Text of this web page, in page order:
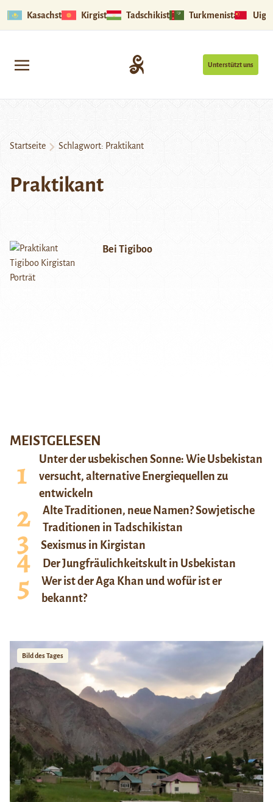
Kasachstan Kirgistan Tadschikistan Turkmenistan
Unterstützt uns
Startseite Schlagwort: Praktikant
Praktikant
Bei Tigiboo
MEISTGELESEN
Unter der usbekischen Sonne: Wie Usbekistan
versucht, alternative Energiequellen zu
entwickeln
Alte Traditionen, neue Namen? Sowjetische
Traditionen in Tadschikistan
Sexismus in Kirgistan
Der Jungfräulichkeitskult in Usbekistan
Wer ist der Aga Khan und wofür ist er
bekannt?
Bild des Tages